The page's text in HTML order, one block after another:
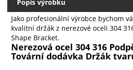
Popis výrobku
Jako profesionální výrobce bychom
kvalitní držák z nerezové oceli 304
Shape Bracket.
Nerezová ocel 304 316
Tovární dodávka Držák